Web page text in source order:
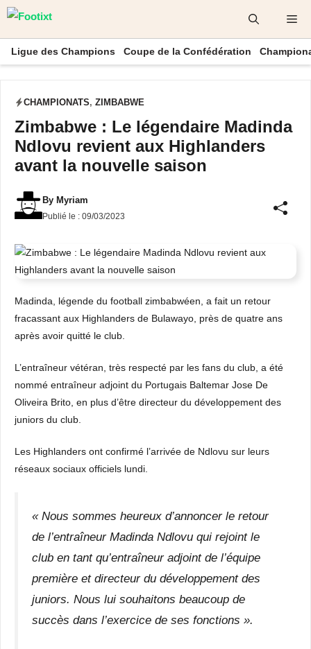
Aller
contenu
Ligue des Champions Coupe de la Confédération
CHAMPIONATS, ZIMBABWE
Zimbabwe : Le légendaire Madinda
Ndlovu revient aux Highlanders
avant la nouvelle saison
By Myriam
Publié le : 09/03/2023
Madinda, légende du football zimbabwéen, a fait un retour
fracassant aux Highlanders de Bulawayo, près de quatre ans
après avoir quitté le club.
L’entraîneur vétéran, très respecté par les fans du club, a été
nommé entraîneur adjoint du Portugais Baltemar Jose De
Oliveira Brito, en plus d’être directeur du développement des
juniors du club.
Les Highlanders ont confirmé l’arrivée de Ndlovu sur leurs
réseaux sociaux officiels lundi.
« Nous sommes heureux d’annoncer le retour
de l’entraîneur Madinda Ndlovu qui rejoint le
club en tant qu’entraîneur adjoint de l’équipe
première et directeur du développement des
juniors. Nous lui souhaitons beaucoup de
succès dans l’exercice de ses fonctions ».